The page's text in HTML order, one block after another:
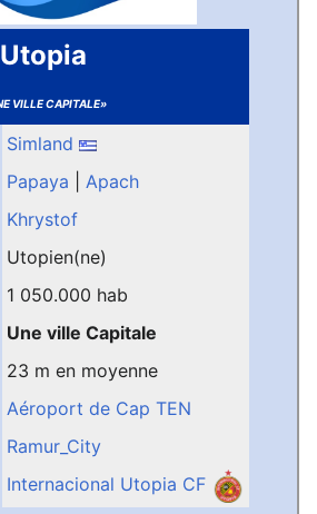
Utopia
VILLE CAPITALE»
Simland
Papaya
Apach
Khrystof
Utopien(ne)
1 050.000 hab
Une ville Capitale
23 m en moyenne
Aéroport de Cap TEN
Ramur_City
Internacional Utopia CF